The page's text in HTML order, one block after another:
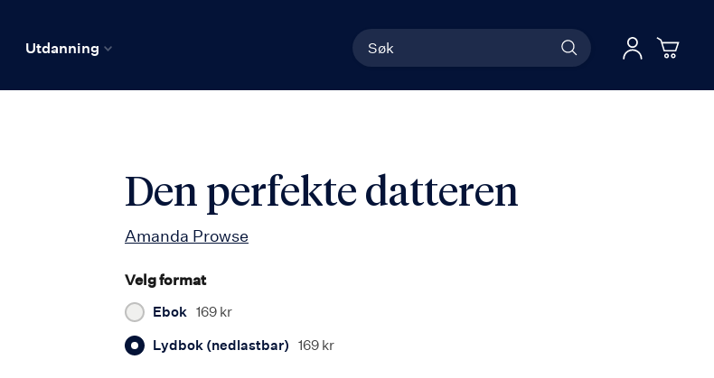
Utdanning
Søk Logg
Den perfekte datteren
Amanda Prowse
Velg format
Ebok 169 kr
Lydbok (nedlastbar) 169 kr